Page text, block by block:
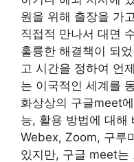
원을 위해 출장을 가
직접적 만나서 대면
훌륭한 해결책이 되
고 시간을 정하여 언
는 이국적인 세계를
화상상의 구글meet
능, 활용 방법에 대해
Webex, Zoom, 구루
있지만, 구글 meet는